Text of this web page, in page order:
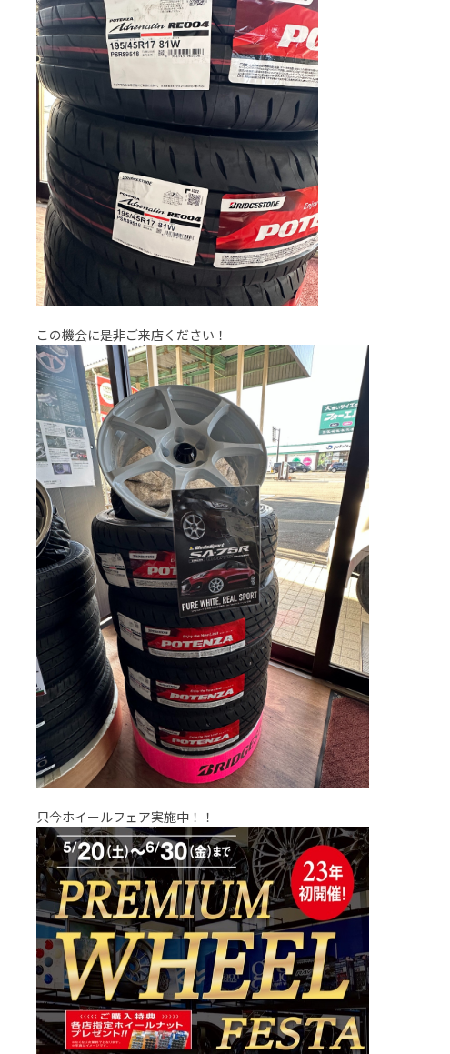
この機会に是非ご来店ください！
只今ホイールフェア実施中！！